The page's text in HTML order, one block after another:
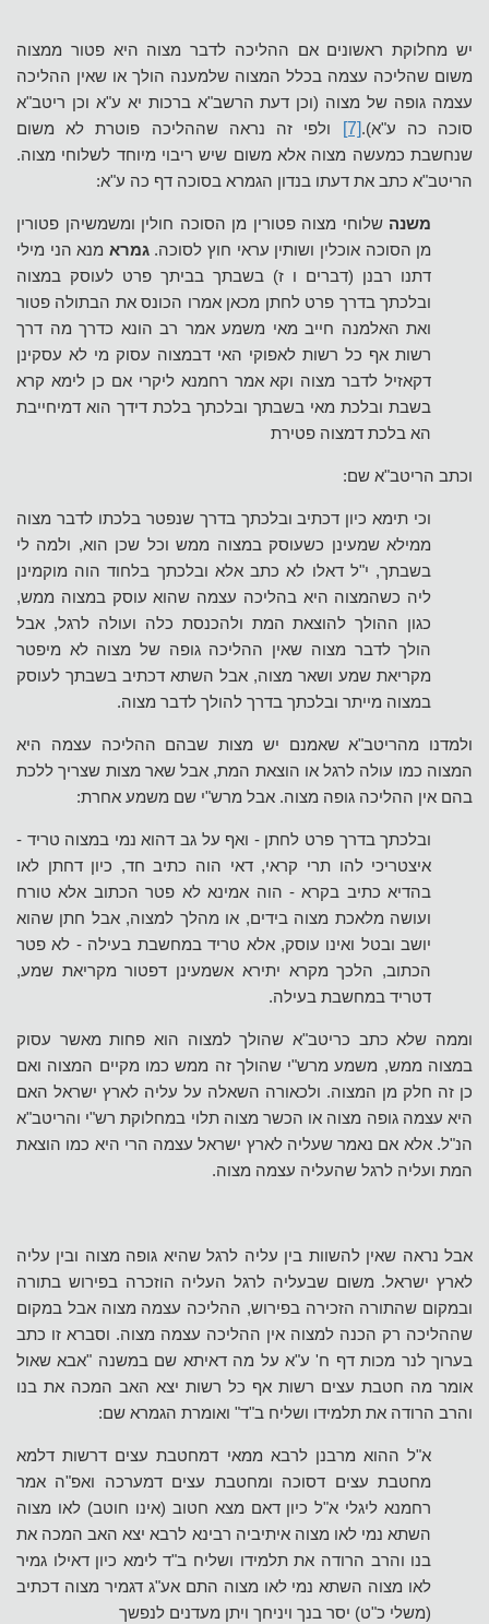
יש מחלוקת ראשונים אם ההליכה לדבר מצוה היא פטור ממצוה
משום שהליכה עצמה בכלל המצוה שלמענה הולך או שאין ההליכה
עצמה גופה של מצוה (וכן דעת הרשב"א ברכות יא ע"א וכן ריטב"א
סוכה כה ע"א).[7]
ולפי זה נראה שההליכה פוטרת לא משום
שנחשבת כמעשה מצוה אלא משום שיש ריבוי מיוחד לשלוחי מצוה.
הריטב"א כתב את דעתו בנדון הגמרא בסוכה דף כה ע"א:
משנה שלוחי מצוה פטורין מן הסוכה חולין ומשמשיהן פטורין
מן הסוכה אוכלין ושותין עראי חוץ לסוכה.גמרא מנא הני מילי
דתנו רבנן (דברים ו ז) בשבתך בביתך פרט לעוסק במצוה
ובלכתך בדרך פרט לחתן מכאן אמרו הכונס את הבתולה פטור
ואת האלמנה חייב מאי משמע אמר רב הונא כדרך מה דרך
רשות אף כל רשות לאפוקי האי דבמצוה עסוק מי לא עסקינן
דקאזיל לדבר מצוה וקא אמר רחמנא ליקרי אם כן לימא קרא
בשבת ובלכת מאי בשבתך ובלכתך בלכת דידך הוא דמיחייבת
הא בלכת דמצוה פטירת
וכתב הריטב"א שם:
וכי תימא כיון דכתיב ובלכתך בדרך שנפטר בלכתו לדבר מצוה
ממילא שמעינן כשעוסק במצוה ממש וכל שכן הוא, ולמה לי
בשבתך, י"ל דאלו לא כתב אלא ובלכתך בלחוד הוה מוקמינן
ליה כשהמצוה היא בהליכה עצמה שהוא עוסק במצוה ממש,
כגון ההולך להוצאת המת ולהכנסת כלה ועולה לרגל, אבל
הולך לדבר מצוה שאין ההליכה גופה של מצוה לא מיפטר
מקריאת שמע ושאר מצוה, אבל השתא דכתיב בשבתך לעוסק
במצוה מייתר ובלכתך בדרך להולך לדבר מצוה.
ולמדנו מהריטב"א שאמנם יש מצות שבהם ההליכה עצמה היא
המצוה כמו עולה לרגל או הוצאת המת, אבל שאר מצות שצריך ללכת
בהם אין ההליכה גופה מצוה. אבל מרש"י שם משמע אחרת:
ובלכתך בדרך פרט לחתן - ואף על גב דהוא נמי במצוה טריד -
איצטריכי להו תרי קראי, דאי הוה כתיב חד, כיון דחתן לאו
בהדיא כתיב בקרא - הוה אמינא לא פטר הכתוב אלא טורח
ועושה מלאכת מצוה בידים, או מהלך למצוה, אבל חתן שהוא
יושב ובטל ואינו עוסק, אלא טריד במחשבת בעילה - לא פטר
הכתוב, הלכך מקרא יתירא אשמעינן דפטור מקריאת שמע,
דטריד במחשבת בעילה.
וממה שלא כתב כריטב"א שהולך למצוה הוא פחות מאשר עסוק
במצוה ממש, משמע מרש"י שהולך זה ממש כמו מקיים המצוה ואם
כן זה חלק מן המצוה. ולכאורה השאלה על עליה לארץ ישראל האם
היא עצמה גופה מצוה או הכשר מצוה תלוי במחלוקת רש"י והריטב"א
הנ"ל. אלא אם נאמר שעליה לארץ ישראל עצמה הרי היא כמו הוצאת
המת ועליה לרגל שהעליה עצמה מצוה.
אבל נראה שאין להשוות בין עליה לרגל שהיא גופה מצוה ובין עליה
לארץ ישראל. משום שבעליה לרגל העליה הוזכרה בפירוש בתורה
ובמקום שהתורה הזכירה בפירוש, ההליכה עצמה מצוה אבל במקום
שההליכה רק הכנה למצוה אין ההליכה עצמה מצוה. וסברא זו כתב
בערוך לנר מכות דף ח' ע"א על מה דאיתא שם במשנה "אבא שאול
אומר מה חטבת עצים רשות אף כל רשות יצא האב המכה את בנו
והרב הרודה את תלמידו ושליח ב"ד" ואומרת הגמרא שם:
א"ל ההוא מרבנן לרבא ממאי דמחטבת עצים דרשות דלמא
מחטבת עצים דסוכה ומחטבת עצים דמערכה ואפ"ה אמר
רחמנא ליגלי א"ל כיון דאם מצא חטוב (אינו חוטב) לאו מצוה
השתא נמי לאו מצוה איתיביה רבינא לרבא יצא האב המכה את
בנו והרב הרודה את תלמידו ושליח ב"ד לימא כיון דאילו גמיר
לאו מצוה השתא נמי לאו מצוה התם אע"ג דגמיר מצוה דכתיב
(משלי כ"ט) יסר בנך ויניחך ויתן מעדנים לנפשך